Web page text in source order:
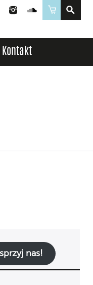
Twitter InstagramSoundCloud
Sklep
Kontakt
nas!